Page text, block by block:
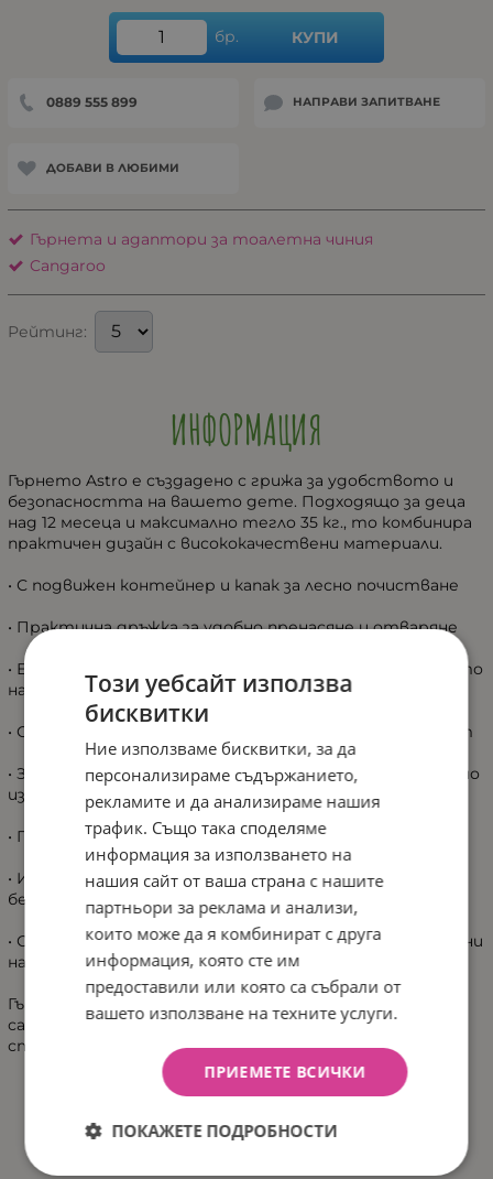
бр. КУПИ
0889 555 899 НАПРАВИ ЗАПИТВАНЕ
ДОБАВИ В ЛЮБИМИ
Гърнета и адаптори за тоалетна чиния
Cangaroo
Рейтинг:
ИНФОРМАЦИЯ
Гърнето Astro е създадено с грижа за удобството и
безопасността на вашето дете. Подходящо за деца
над 12 месеца и максимално тегло 35 кг., то комбинира
практичен дизайн с висококачествени материали.
• С подвижен контейнер и капак за лесно почистване
• Практична дръжка за удобно пренасяне и отваряне
• Ергономична седалка, която се адаптира към тялото
на детето
• Облегалка за правилна стойка и максимален комфорт
• Заоблени форми и стабилна конструкция за безопасно
използване
• Противоплъзгащи тапи за отлична стабилност
• Изработено от висококачествени и напълно
безопасни материали
• Спомага за изграждането на самостоятелни хигиенни
навици
Гърне Astro е перфектният помощник в прехода към
самостоятелност, съчетавайки функционалност и
стил.
ХАРАКТЕРИСТИКИ
Този уебсайт използва
бисквитки
Ние използваме бисквитки, за да
персонализираме съдържанието,
рекламите и да анализираме нашия
трафик. Също така споделяме
информация за използването на
нашия сайт от ваша страна с нашите
партньори за реклама и анализи,
които може да я комбинират с друга
информация, която сте им
предоставили или която са събрали от
вашето използване на техните услуги.
ПРИЕМЕТЕ ВСИЧКИ
ПОКАЖЕТЕ ПОДРОБНОСТИ